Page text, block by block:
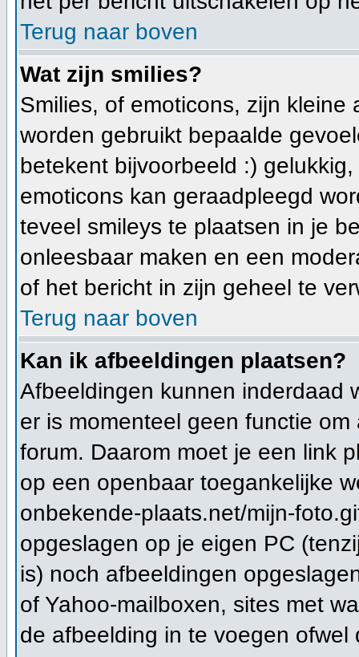
Terug naar boven
Wat zijn smilies?
Smilies, of emoticons, zijn
worden gebruikt bepaalde
betekent bijvoorbeeld :)
emoticons kan geraadpleegd
teveel smileys te plaatsen in je
onleesbaar maken en een
of het bericht in zijn geheel te
Terug naar boven
Kan ik afbeeldingen plaatsen?
Afbeeldingen kunnen inderdaad
er is momenteel geen functie
forum. Daarom moet je een link
op een openbaar toegankelijke
onbekende-plaats.net/mijn-
opgeslagen op je eigen PC
is) noch afbeeldingen
of Yahoo-mailboxen, sites met
de afbeelding in te voegen